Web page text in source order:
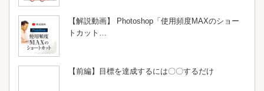
【解説動画】 Photoshop「使用頻度MAXのショー
トカット…
【前編】目標を達成するには〇〇するだけ